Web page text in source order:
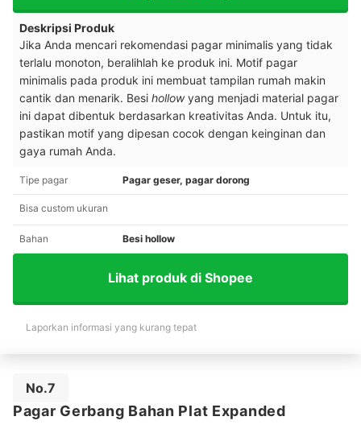
Deskripsi Produk
Jika Anda mencari rekomendasi pagar minimalis yang tidak
terlalu monoton, beralihlah ke produk ini. Motif pagar
minimalis pada produk ini membuat tampilan rumah makin
cantik dan menarik. Besi hollowyang menjadi material pagar
ini dapat dibentuk berdasarkan kreativitas Anda. Untuk itu,
pastikan motif yang dipesan cocok dengan keinginan dan
gaya rumah Anda.
Tipe pagar Pagar geser, pagar dorong
Bisa custom ukuran
Bahan Besi hollow
Lihat produk di Shopee
Laporkan informasi yang kurang tepat
No.7
Pagar Gerbang Bahan Plat Expanded